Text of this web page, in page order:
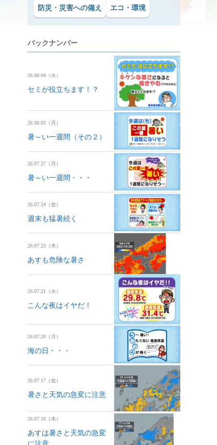
防災・災害への備え エコ・環境
バックナンバー
26.08.04（火）
セミが役立ちます！？
26.08.03（月）
暑～い一週間（その２）
26.07.27（月）
暑～い一週間・・・
26.07.24（金）
週末も猛暑続く
26.07.23（木）
あすも危険な暑さ
26.07.21（火）
こんな夜はイヤだ！
26.07.20（月）
海の日・・・
26.07.17（金）
暑さと天気の急変に注意
26.07.16（木）
あすは暑さと天気の急変